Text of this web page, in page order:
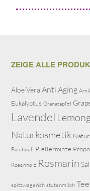
ZEIGE ALLE
Aloe Vera Anti Aging
Eukalyptus Granatapfel
Lavendel
Naturkosmetik
Patchouli Pfefferminze
Rosenholz Rosmarin
spitzwegerich stutenmilch